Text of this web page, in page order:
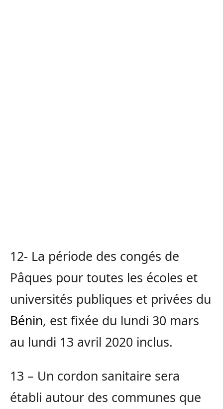
12- La période des congés de
Pâques pour toutes les écoles et
universités publiques et privées du
Bénin, est fixée du lundi 30 mars
au lundi 13 avril 2020 inclus.
13 – Un cordon sanitaire sera
établi autour des communes que